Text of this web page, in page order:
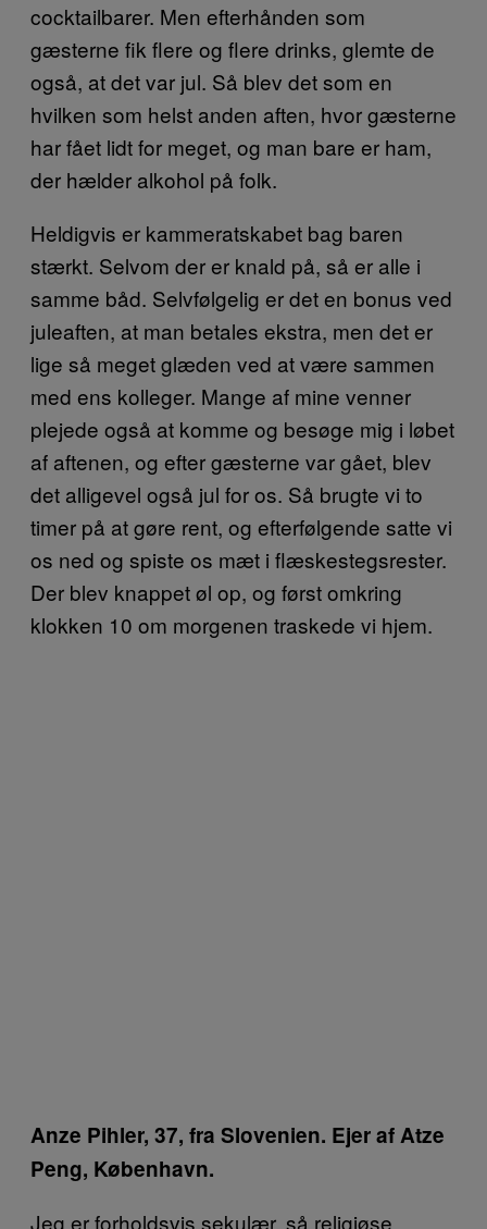
cocktailbarer. Men efterhånden som
gæsterne fik flere og flere drinks, glemte de
også, at det var jul. Så blev det som en
hvilken som helst anden aften, hvor gæsterne
har fået lidt for meget, og man bare er ham,
der hælder alkohol på folk.
Heldigvis er kammeratskabet bag baren
stærkt. Selvom der er knald på, så er alle i
samme båd. Selvfølgelig er det en bonus ved
juleaften, at man betales ekstra, men det er
lige så meget glæden ved at være sammen
med ens kolleger. Mange af mine venner
plejede også at komme og besøge mig i løbet
af aftenen, og efter gæsterne var gået, blev
det alligevel også jul for os. Så brugte vi to
timer på at gøre rent, og efterfølgende satte vi
os ned og spiste os mæt i flæskestegsrester.
Der blev knappet øl op, og først omkring
klokken 10 om morgenen traskede vi hjem.
Anze Pihler, 37, fra Slovenien. Ejer af Atze
Peng, København.
Jeg er forholdsvis sekulær, så religiøse